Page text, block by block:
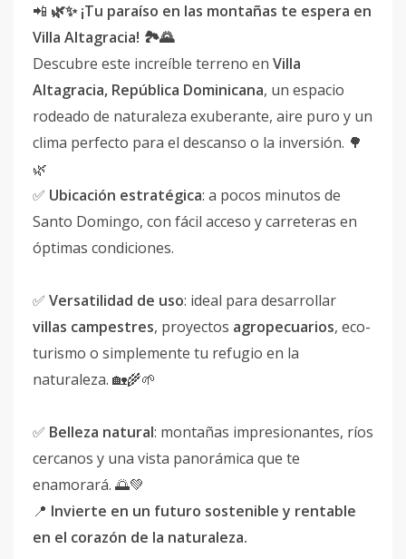
📲 🌿✨ ¡Tu paraíso en las montañas te espera en
Villa Altagracia! 🏞️🌄
Descubre este increíble terreno en Villa
Altagracia, República Dominicana, un espacio
rodeado de naturaleza exuberante, aire puro y un
clima perfecto para el descanso o la inversión. 🌳
🌿
✅ Ubicación estratégica: a pocos minutos de
Santo Domingo, con fácil acceso y carreteras en
óptimas condiciones.
✅ Versatilidad de uso: ideal para desarrollar
villas campestres, proyectos agropecuarios, eco-
turismo o simplemente tu refugio en la
naturaleza. 🏡🌾🌱
✅ Belleza natural: montañas impresionantes, ríos
cercanos y una vista panorámica que te
enamorará. 🌅💚
📍 Invierte en un futuro sostenible y rentable
en el corazón de la naturaleza.